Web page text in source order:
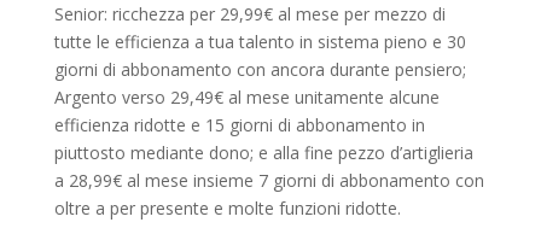
Senior: ricchezza per 29,99€ al mese per mezzo di
tutte le efficienza a tua talento in sistema pieno e 30
giorni di abbonamento con ancora durante pensiero;
Argento verso 29,49€ al mese unitamente alcune
efficienza ridotte e 15 giorni di abbonamento in
piuttosto mediante dono; e alla fine pezzo d’artiglieria
a 28,99€ al mese insieme 7 giorni di abbonamento con
oltre a per presente e molte funzioni ridotte.